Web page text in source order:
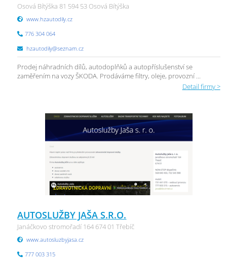
Osová Bítýška 81 594 53 Osová Bítýška
www.hzautodily.cz
776 304 064
hzautodily@seznam.cz
Prodej náhradních dílů, autodoplňků a autopříslušenství se
zaměřením na vozy ŠKODA. Prodáváme filtry, oleje, provozní ...
Detail firmy >
AUTOSLUŽBY JAŠA S.R.O.
Janáčkovo stromořadí 164 674 01 Třebíč
www.autosluzbyjasa.cz
777 003 315